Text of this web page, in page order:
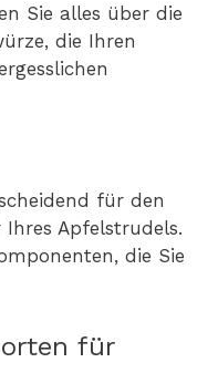
Sie alles über die
die Ihren
für den
Apfelstrudels.
die Sie
für